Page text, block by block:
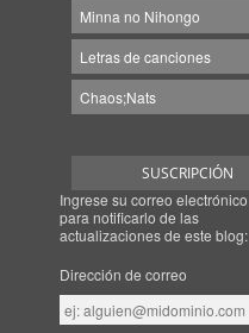
Minna no Nihongo
Letras de canciones
Chaos;Nats
SUSCRIPCIÓN
Ingrese su correo electrónico
para notificarlo de las
actualizaciones de este blog:
Dirección de correo
Dirección
de